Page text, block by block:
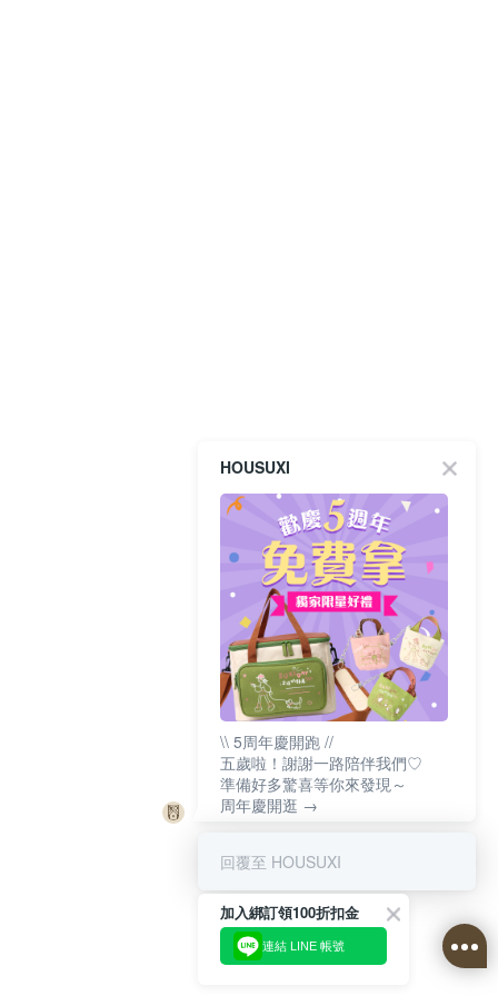
HOUSUXI
\\ 5周年慶開跑 //
五歲啦！謝謝一路陪伴我們♡
準備好多驚喜等你來發現～
周年慶開逛 →
回覆至 HOUSUXI
加入綁訂領100折扣金
連結 LINE 帳號